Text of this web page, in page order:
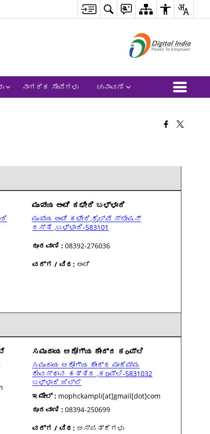
ನಾಗರಿಕ ಸೇವೆಗಳು ಚುನಾವಣೆ
ಮುಖ್ಯ ಅಂಚೆ ಕಛೇರಿ ಬಳ್ಳಾರಿ
ಮುಖ್ಯ ಅಂಚೆ ಕಛೇರಿ,ರೈಲ್ವೆ ಸ್ಟೇಷನ್
ರಸ್ತೆ ,ಬಳ್ಳಾರಿ-583101
ದೂರವಾಣಿ : 08392-276036
ವರ್ಗ / ವಿಧ: ಅಂಚೆ
ಸಮುದಾಯ ಆರೋಗ್ಯ ಕೇಂದ್ರ ಕoಪ್ಲಿ
ಸಮುದಾಯ ಆರೋಗ್ಯ ಕೇಂದ್ರ ಮಾರೆಮ್ಮ
ದೇವಸ್ಥಾನ ಹತ್ತಿರ ,ಕoಪ್ಲಿ-5831032
ಬಳ್ಳಾರಿ ಜಿಲ್ಲೆ
ಇಮೇಲ್ : mophckampli[at]gmail[dot]com
ದೂರವಾಣಿ : 08394-250699
ವರ್ಗ / ವಿಧ: ಆಸ್ಪತ್ರೆಗಳು